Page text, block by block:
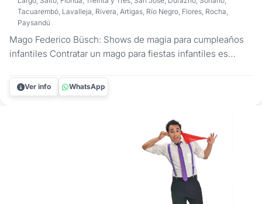
Tacuarembó, Lavalleja, Rivera, Artigas, Río Negro, Flores, Rocha,
Paysandú
Mago Federico Büsch: Shows de magia para cumpleaños
infantiles Contratar un mago para fiestas infantiles es
Büsch ofrece un espectáculo dinámico y profesional
diseñado para que los niños sean los verdaderos
Ver info WhatsApp